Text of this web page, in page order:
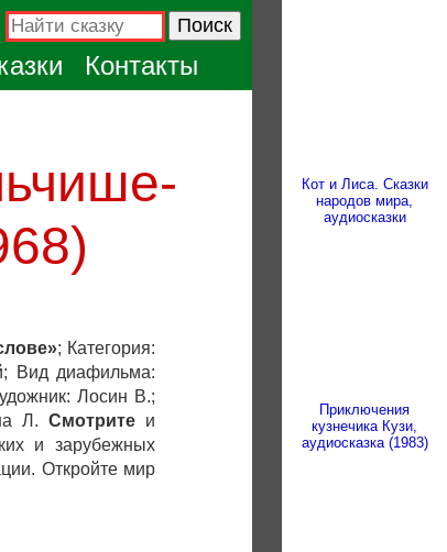
Кот и Лиса. Сказки
народов мира,
аудиосказки
Приключения
кузнечика Кузи,
аудиосказка (1983)
Контакты
; Категория:
Вид диафильма:
Лосин В.;
Л.Смотрите и
и зарубежных
Откройте мир